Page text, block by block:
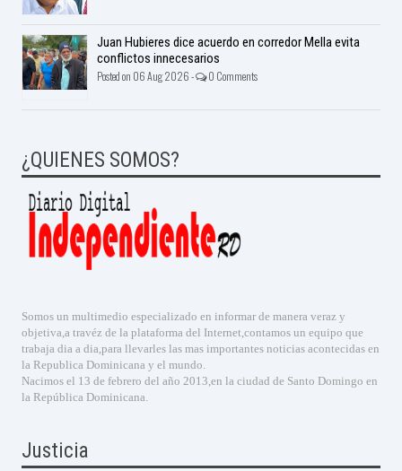
Juan Hubieres dice acuerdo en corredor Mella evita
conflictos innecesarios
Posted on 06 Aug 2026 - 0 Comments
¿QUIENES SOMOS?
Somos un multimedio especializado en informar de manera veraz y
objetiva,a travéz de la plataforma del Internet,contamos un equipo que
trabaja dia a dia,para llevarles las mas importantes noticias acontecidas en
la Republica Dominicana y el mundo.
Nacimos el 13 de febrero del año 2013,en la ciudad de Santo Domingo en
la República Dominicana.
Justicia